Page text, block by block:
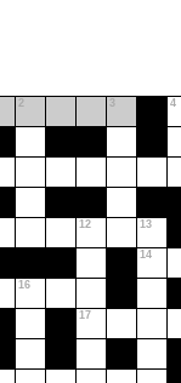
2 3 4
12 13
14
16
17